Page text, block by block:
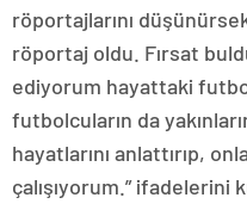
röportajlarını
röportaj oldu. Fırsat
ediyorum hayattaki
futbolcuların da
hayatlarını anlattırıp,
çalışıyorum.” ifadelerini